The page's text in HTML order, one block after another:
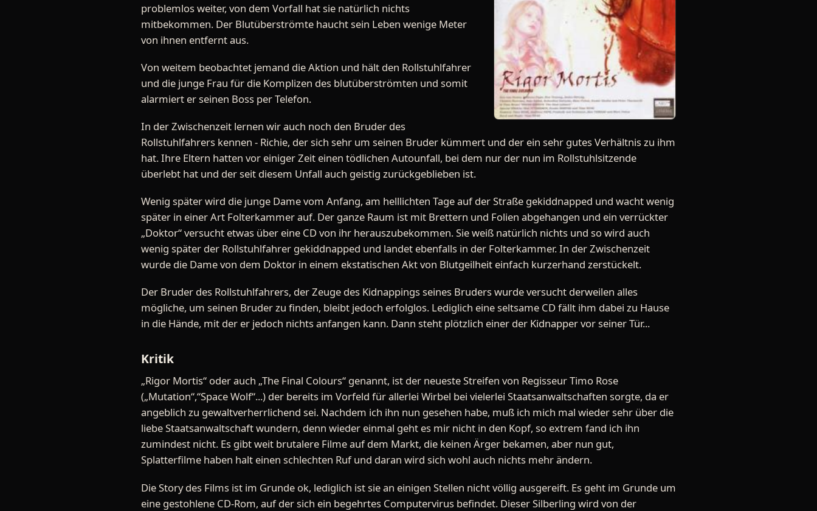
problemlos weiter, von dem Vorfall hat sie natürlich nichts
mitbekommen. Der Blutüberströmte haucht sein Leben wenige Meter
von ihnen entfernt aus.
Von weitem beobachtet jemand die Aktion und hält den Rollstuhlfahrer
und die junge Frau für die Komplizen des blutüberströmten und somit
alarmiert er seinen Boss per Telefon.
In der Zwischenzeit lernen wir auch noch den Bruder des
Rollstuhlfahrers kennen - Richie, der sich sehr um seinen Bruder kümmert und der ein sehr gutes Verhältnis zu ihm
hat. Ihre Eltern hatten vor einiger Zeit einen tödlichen Autounfall, bei dem nur der nun im Rollstuhlsitzende
überlebt hat und der seit diesem Unfall auch geistig zurückgeblieben ist.
Wenig später wird die junge Dame vom Anfang, am helllichten Tage auf der Straße gekiddnapped und wacht wenig
später in einer Art Folterkammer auf. Der ganze Raum ist mit Brettern und Folien abgehangen und ein verrückter
„Doktor“ versucht etwas über eine CD von ihr herauszubekommen. Sie weiß natürlich nichts und so wird auch
wenig später der Rollstuhlfahrer gekiddnapped und landet ebenfalls in der Folterkammer. In der Zwischenzeit
wurde die Dame von dem Doktor in einem ekstatischen Akt von Blutgeilheit einfach kurzerhand zerstückelt.
Der Bruder des Rollstuhlfahrers, der Zeuge des Kidnappings seines Bruders wurde versucht derweilen alles
mögliche, um seinen Bruder zu finden, bleibt jedoch erfolglos. Lediglich eine seltsame CD fällt ihm dabei zu Hause
in die Hände, mit der er jedoch nichts anfangen kann. Dann steht plötzlich einer der Kidnapper vor seiner Tür...
Kritik
„Rigor Mortis“ oder auch „The Final Colours“ genannt, ist der neueste Streifen von Regisseur Timo Rose
(„Mutation“,“Space Wolf“...) der bereits im Vorfeld für allerlei Wirbel bei vielerlei Staatsanwaltschaften sorgte, da er
angeblich zu gewaltverherrlichend sei. Nachdem ich ihn nun gesehen habe, muß ich mich mal wieder sehr über die
liebe Staatsanwaltschaft wundern, denn wieder einmal geht es mir nicht in den Kopf, so extrem fand ich ihn
zumindest nicht. Es gibt weit brutalere Filme auf dem Markt, die keinen Ärger bekamen, aber nun gut,
Splatterfilme haben halt einen schlechten Ruf und daran wird sich wohl auch nichts mehr ändern.
Die Story des Films ist im Grunde ok, lediglich ist sie an einigen Stellen nicht völlig ausgereift. Es geht im Grunde um
eine gestohlene CD-Rom, auf der sich ein begehrtes Computervirus befindet. Dieser Silberling wird von der